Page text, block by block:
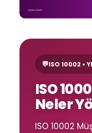
💬ISO 10002 •
ISO
Neler
ISO 10002